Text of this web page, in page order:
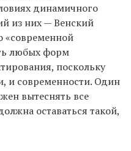
динамичного
из них — Венский
«современной
любых форм
поскольку
и современности. Один
вытеснять все
оставаться такой,